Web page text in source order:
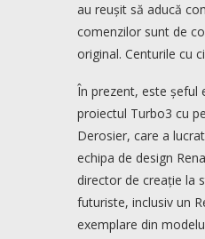
au reușit să aducă
comenzilor sunt de
original. Centurile cu
În prezent, este șeful
proiectul Turbo3 cu
Derosier, care a
echipa de design
director de creație la
futuriste, inclusiv un
exemplare din